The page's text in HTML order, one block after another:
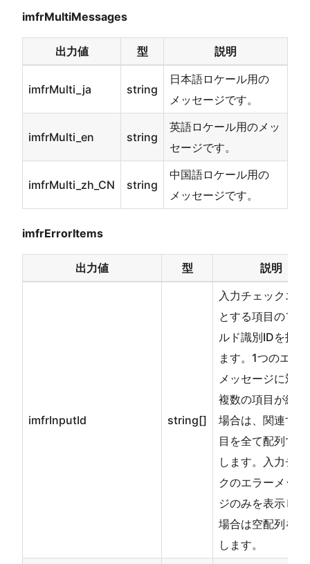
imfrMultiMessages
出力値 型 説明
imfrMulti_ja string
日本語ロケール用の
メッセージです。
imfrMulti_en string
英語ロケール用のメッ
セージです。
imfrMulti_zh_CN string
中国語ロケール用の
メッセージです。
imfrErrorItems
出力値 型 説明
imfrInputId string[]
入力チェックエラ
とする項目のフィ
ルド識別IDを指定
ます。1つのエラ
メッセージに対し
複数の項目が紐づ
場合は、関連する
目を全て配列で指
します。入力チェ
クのエラーメッセ
ジのみを表示した
場合は空配列を指
します。